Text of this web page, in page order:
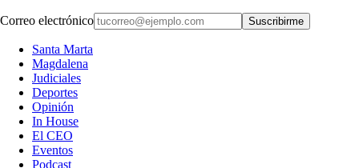
Correo electrónico Suscribirme
Santa Marta
Magdalena
Judiciales
Deportes
Opinión
In House
El CEO
Eventos
Podcast